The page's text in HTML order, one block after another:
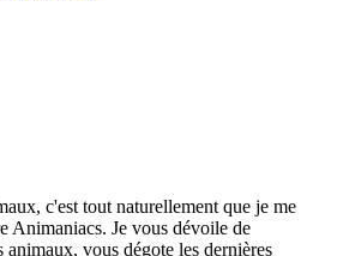
c'est tout naturellement que je me
Animaniacs. Je vous dévoile de
vous dégote les dernières